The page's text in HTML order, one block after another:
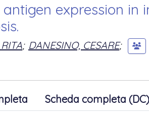
expression in
; DANESINO, CESARE;
Scheda completa (DC)